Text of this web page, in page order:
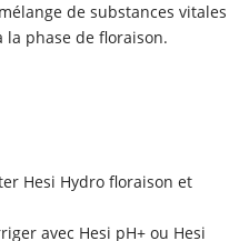
de substances vitales
phase de floraison.
Hesi Hydro floraison et
avec Hesi pH+ ou Hesi